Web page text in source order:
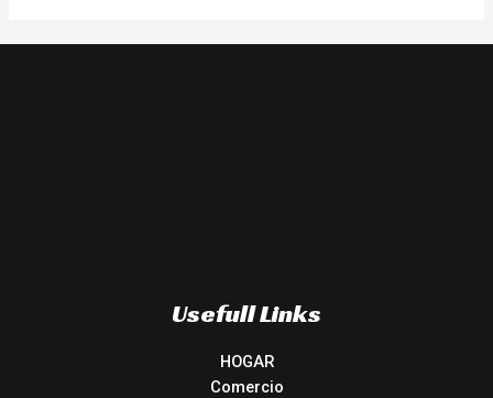
Usefull Links
HOGAR
Comercio